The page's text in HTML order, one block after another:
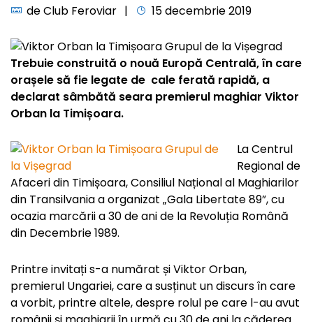
deClub Feroviar 15 decembrie 2019
Trebuie construită o nouă Europă Centrală, în care
orașele să fie legate de cale ferată rapidă, a
declarat sâmbătă seara premierul maghiar Viktor
Orban la Timișoara.
La Centrul
Regional de
Afaceri din Timișoara, Consiliul Național al Maghiarilor
din Transilvania a organizat „Gala Libertate 89”, cu
ocazia marcării a 30 de ani de la Revoluția Română
din Decembrie 1989.
Printre invitați s-a numărat și Viktor Orban,
premierul Ungariei, care a susținut un discurs în care
a vorbit, printre altele, despre rolul pe care l-au avut